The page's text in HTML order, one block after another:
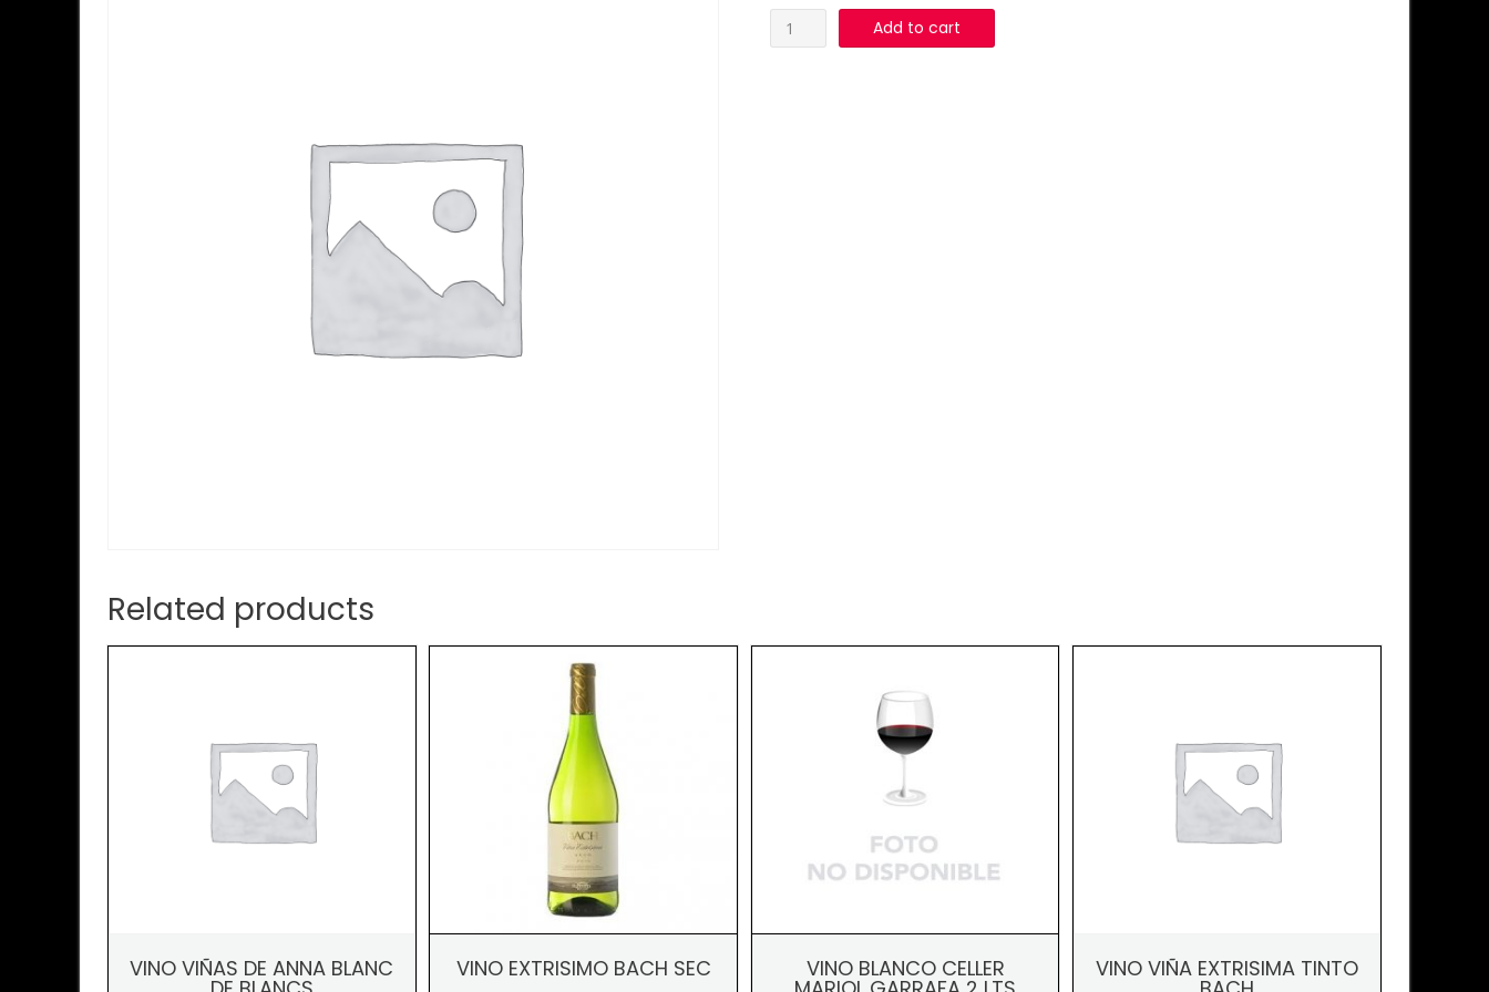
VINO
PASEANTE
Add to cart
Related products
VINO VIÑAS DE ANNA BLANC VINO EXTRISIMO BACH SEC VINO BLANCO CELLER VINO VIÑA EXTRISIMA TINTO